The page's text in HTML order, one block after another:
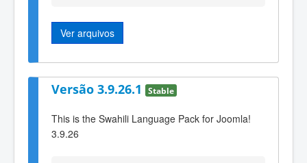
Ver arquivos
Versão 3.9.26.1 Stable
This is the Swahili Language Pack for Joomla!
3.9.26